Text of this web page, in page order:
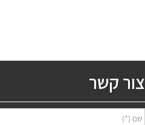
צור קשר